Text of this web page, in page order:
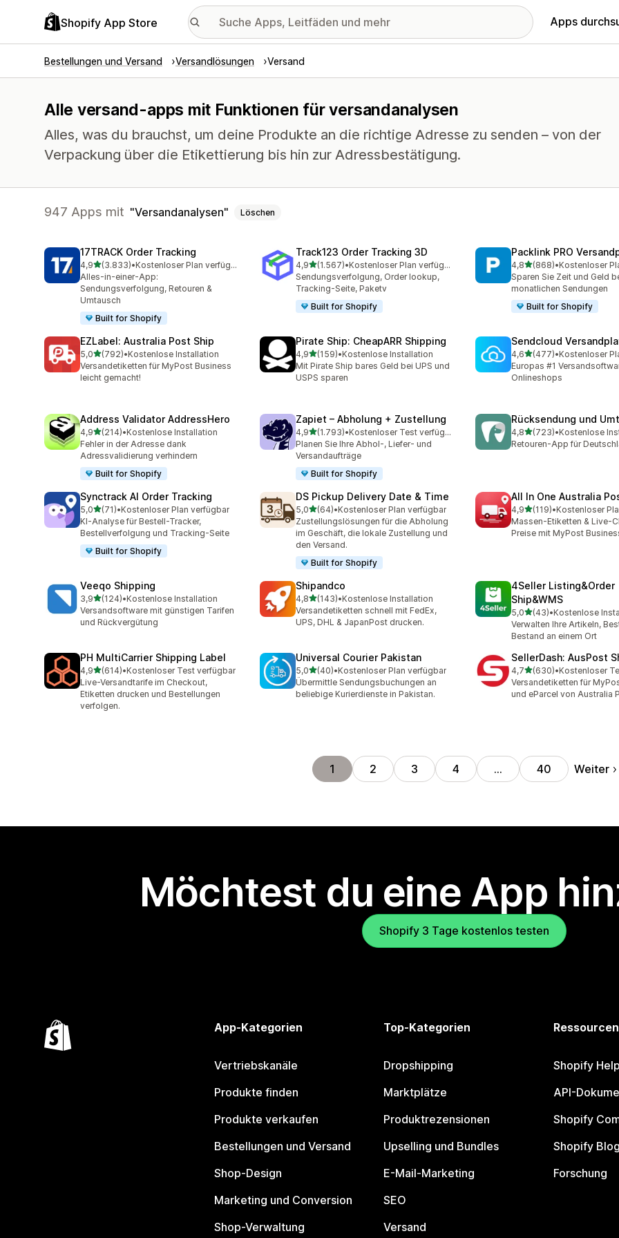
Shopify App Store Apps
Bestellungen und Versand Versandlösungen Versand
Alle versand-apps mit Funktionen für versandanalysen
Alles, was du brauchst, um deine Produkte an die richtige Adresse zu senden – von der
Verpackung über die Etikettierung bis hin zur Adressbestätigung.
947 Apps mit Versandanalysen Löschen
17TRACK Order Tracking
4,9von 5 Sternen
(3.833)
3833 Rezensionen insgesamt
•
Kostenloser Plan verfügbar
Alles-in-einer-App:
Sendungsverfolgung, Retouren &
Umtausch
Built for Shopify
Track123 Order Tracking 3D
4,9von 5 Sternen
(1.567)
1567 Rezensionen insgesamt
•
Kostenloser Plan verfügbar
Sendungsverfolgung, Order lookup,
Tracking-Seite, Paketv
Built for Shopify
Packlink PRO
4,8von 5 Sternen
(868)
868 Rezensionen
•Kostenloser
Sparen Sie Zeit und Geld
monatlichen Sendungen
Built for Shopify
EZLabel: Australia Post Ship
5,0von 5 Sternen
(792)
792 Rezensionen insgesamt
•Kostenlose Installation
Versandetiketten für MyPost Business
leicht gemacht!
Pirate Ship: CheapARR Shipping
4,9von 5 Sternen
(159)
159 Rezensionen insgesamt
•Kostenlose Installation
Mit Pirate Ship bares Geld bei UPS und
USPS sparen
Sendcloud
4,6von 5 Sternen
(477)
477 Rezensionen
•Kostenloser
Europas #1
Onlineshops
Address Validator AddressHero
4,9von 5 Sternen
(214)
214 Rezensionen insgesamt
•Kostenlose Installation
Fehler in der Adresse dank
Adressvalidierung verhindern
Built for Shopify
Zapiet – Abholung + Zustellung
4,9von 5 Sternen
(1.793)
1793 Rezensionen insgesamt
•
Kostenloser Test verfügbar
Planen Sie Ihre Abhol-, Liefer- und
Versandaufträge
Built for Shopify
Rücksendung und
4,8von 5 Sternen
(723)
723 Rezensionen
•Kostenlose
Retouren-App für
Synctrack AI Order Tracking
5,0von 5 Sternen
(71)
71 Rezensionen insgesamt
•Kostenloser Plan verfügbar
KI-Analyse für Bestell-Tracker,
Bestellverfolgung und Tracking-Seite
Built for Shopify
DS Pickup Delivery Date & Time
5,0von 5 Sternen
(64)
64 Rezensionen insgesamt
•Kostenloser Plan verfügbar
Zustellungslösungen für die Abholung
im Geschäft, die lokale Zustellung und
den Versand.
Built for Shopify
All In One Australia
4,9von 5 Sternen
(119)
119 Rezensionen
•Kostenloser
Massen-Etiketten & Live-
Preise mit MyPost
Veeqo Shipping
3,9von 5 Sternen
(124)
124 Rezensionen insgesamt
•Kostenlose Installation
Versandsoftware mit günstigen Tarifen
und Rückvergütung
Shipandco
4,8von 5 Sternen
(143)
143 Rezensionen insgesamt
•Kostenlose Installation
Versandetiketten schnell mit FedEx,
UPS, DHL & JapanPost drucken.
4Seller Listing&Order
Ship&WMS
5,0von 5 Sternen
(43)
43 Rezensionen insgesamt
•Kostenlose
Verwalten Ihre Artikeln,
Bestand an einem Ort
PH MultiCarrier Shipping Label
4,9von 5 Sternen
(614)
614 Rezensionen insgesamt
•Kostenloser Test verfügbar
Live-Versandtarife im Checkout,
Etiketten drucken und Bestellungen
verfolgen.
Universal Courier Pakistan
5,0von 5 Sternen
(40)
40 Rezensionen insgesamt
•Kostenloser Plan verfügbar
Übermittle Sendungsbuchungen an
beliebige Kurierdienste in Pakistan.
SellerDash: AusPost
4,7von 5 Sternen
(630)
630 Rezensionen
•Kostenloser
Versandetiketten für
und eParcel von Australia
1 2 3 4 … 40 Weiter
Möchtest du eine App
Shopify 3 Tage kostenlos testen
App-Kategorien
Vertriebskanäle
Produkte finden
Produkte verkaufen
Bestellungen und Versand
Shop-Design
Marketing und Conversion
Shop-Verwaltung
Top-Kategorien
Dropshipping
Marktplätze
Produktrezensionen
Upselling und Bundles
E-Mail-Marketing
SEO
Versand
Ressourcen
Shopify
API-
Shopify
Shopify Blog
Forschung